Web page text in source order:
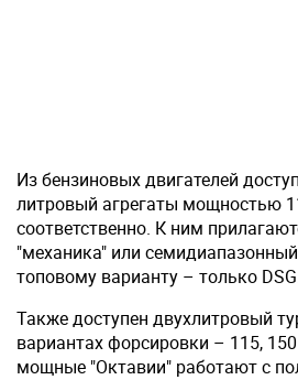
Из бензиновых двигателей
литровый агрегаты мощностью
соответственно. К ним
"механика" или
топовому варианту – только
Также доступен двухлитровый
вариантах форсировки – 115,
мощные "Октавии" работают с